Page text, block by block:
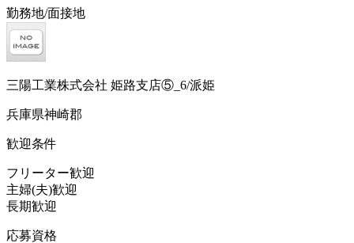
勤務地/面接地
三陽工業株式会社 姫路支店⑤_6/派姫
兵庫県神崎郡
歓迎条件
フリーター歓迎
主婦(夫)歓迎
長期歓迎
応募資格